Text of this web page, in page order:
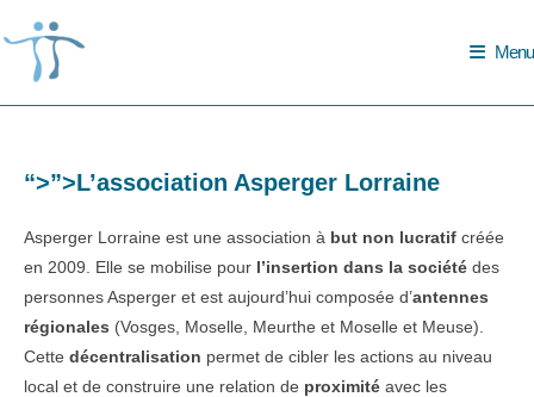
to
content
Menu
“>”>L’association Asperger Lorraine
Asperger Lorraine est une association à but non lucratif créée
en 2009. Elle se mobilise pour l’insertion dans la société des
personnes Asperger et est aujourd’hui composée d’antennes
régionales (Vosges, Moselle, Meurthe et Moselle et Meuse).
Cette décentralisation permet de cibler les actions au niveau
local et de construire une relation de proximité avec les